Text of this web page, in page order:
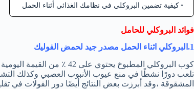
كيفية تضمين البروكلي في نظامك الغذائي أثناء الحمل
فوائد البروكلي للحامل
1.البروكلي اثناء الحمل مصدر جيد لحمض الفوليك
كوب البروكلي المطبوخ يحتوي على 42 ٪ من القيمة اليومية للفولات وهو مفيد لصحة الام و
تلعب دورًا نشطًا في منع عيوب الأنبوب العصبي وكذلك
المشقوقة ،وقد أبرزت بعض النتائج أيضًا دور الفولات في